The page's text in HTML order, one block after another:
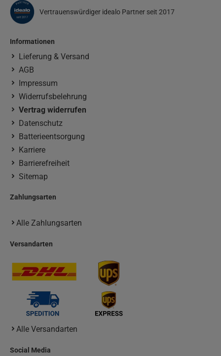
Vertrauenswürdiger idealo Partner seit 2017
Informationen
Lieferung & Versand
AGB
Impressum
Widerrufsbelehrung
Vertrag widerrufen
Datenschutz
Batterieentsorgung
Karriere
Barrierefreiheit
Sitemap
Zahlungsarten
Alle Zahlungsarten
Versandarten
Alle Versandarten
Social Media